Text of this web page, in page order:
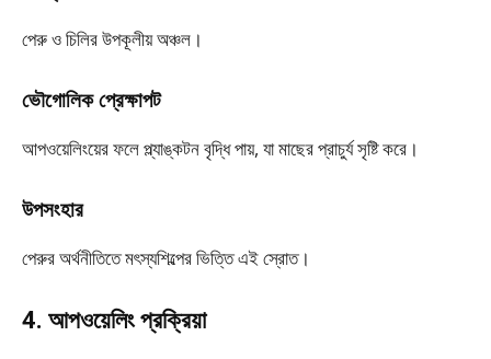
পেরু ও চিলির উপকূলীয় অঞ্চল।
ভৌগোলিক প্রেক্ষাপট
আপওয়েলিংয়ের ফলে প্ল্যাঙ্কটন বৃদ্ধি পায়, যা মাছের প্রাচুর্য সৃষ্টি করে।
উপসংহার
পেরুর অর্থনীতিতে মৎস্যশিল্পের ভিত্তি এই স্রোত।
4. আপওয়েলিং প্রক্রিয়া